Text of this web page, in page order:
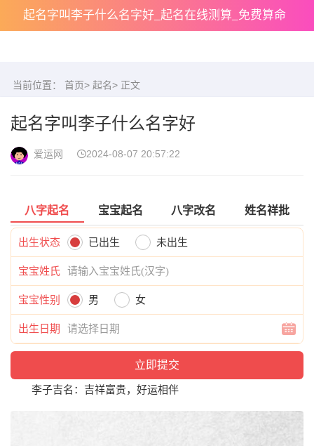
起名字叫李子什么名字好_起名在线测算_免费算命
当前位置： 首页> 起名> 正文
起名字叫李子什么名字好
爱运网 2024-08-07 20:57:22
八字起名 宝宝起名 八字改名 姓名祥批
出生状态 已出生 未出生
宝宝姓氏
宝宝性别 男 女
出生日期
李子吉名：吉祥富贵，好运相伴